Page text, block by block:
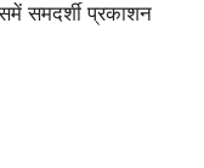
समदर्शी प्रकाशन